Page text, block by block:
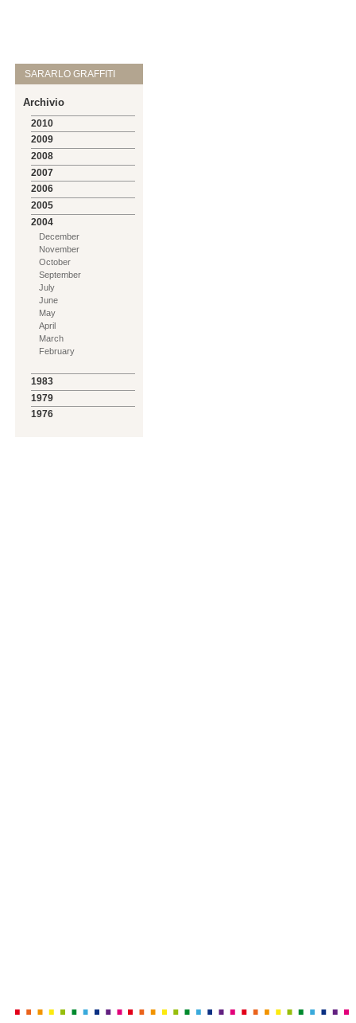
SARARLO GRAFFITI
Archivio
2010
2009
2008
2007
2006
2005
2004
December
November
October
September
July
June
May
April
March
February
1983
1979
1976